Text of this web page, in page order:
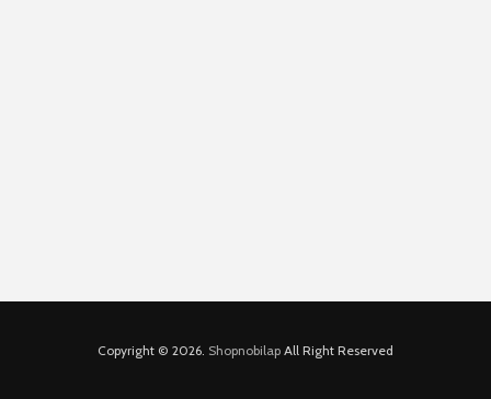
Copyright © 2026. Shopnobilap All Right Reserved